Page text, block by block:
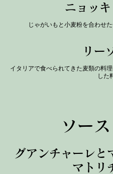
ニョッ
じゃがいもと小麦粉を合わせ
リー
イタリアで食べられてきた麦類の料
した
ソー
グアンチャーレと
マトリ